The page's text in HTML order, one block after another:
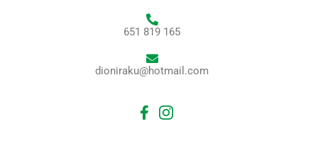
651 819 165
dioniraku@hotmail.com